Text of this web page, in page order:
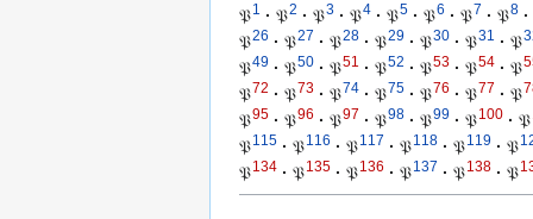
𝔓1 · 𝔓2 · 𝔓3 · 𝔓4 · 𝔓5 · 𝔓6 · 𝔓7 · 𝔓8 ·
𝔓26 · 𝔓27 · 𝔓28 · 𝔓29 · 𝔓30 · 𝔓31 · 𝔓
𝔓49 · 𝔓50 · 𝔓51 · 𝔓52 · 𝔓53 · 𝔓54 · 𝔓
𝔓72 · 𝔓73 · 𝔓74 · 𝔓75 · 𝔓76 · 𝔓77 · 𝔓
𝔓95 · 𝔓96 · 𝔓97 · 𝔓98 · 𝔓99 · 𝔓100 · 𝔓
𝔓115 · 𝔓116 · 𝔓117 · 𝔓118 · 𝔓119 · 𝔓
𝔓134 · 𝔓135 · 𝔓136 · 𝔓137 · 𝔓138 · 𝔓